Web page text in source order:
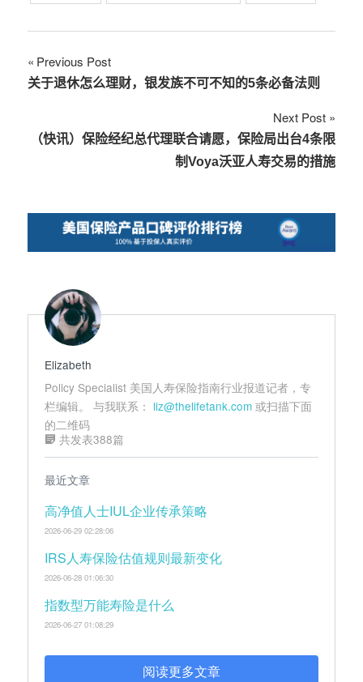
文
章
导
Previous Post
关于退休怎么理财，银发族不可不知的5条必备法则
Next Post
（快讯）保险经纪总代理联合请愿，保险局出台4条限
制Voya沃亚人寿交易的措施
Elizabeth
Policy Specialist 美国人寿保险指南行业报道记者，专
栏编辑。 与我联系： liz@thelifetank.com 或扫描下面
的二维码
共发表388篇
最近文章
高净值人士IUL企业传承策略
2026-06-29 02:28:06
IRS人寿保险估值规则最新变化
2026-06-28 01:06:30
指数型万能寿险是什么
2026-06-27 01:08:29
阅读更多文章